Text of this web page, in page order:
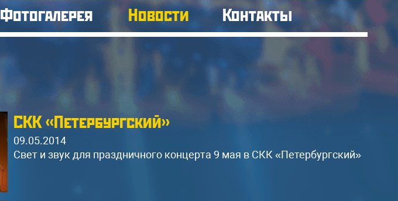
Фотогалерея Новости Контакты
СКК «Петербургский»
09.05.2014
Свет и звук для праздничного концерта 9 мая в СКК «Петербургский»